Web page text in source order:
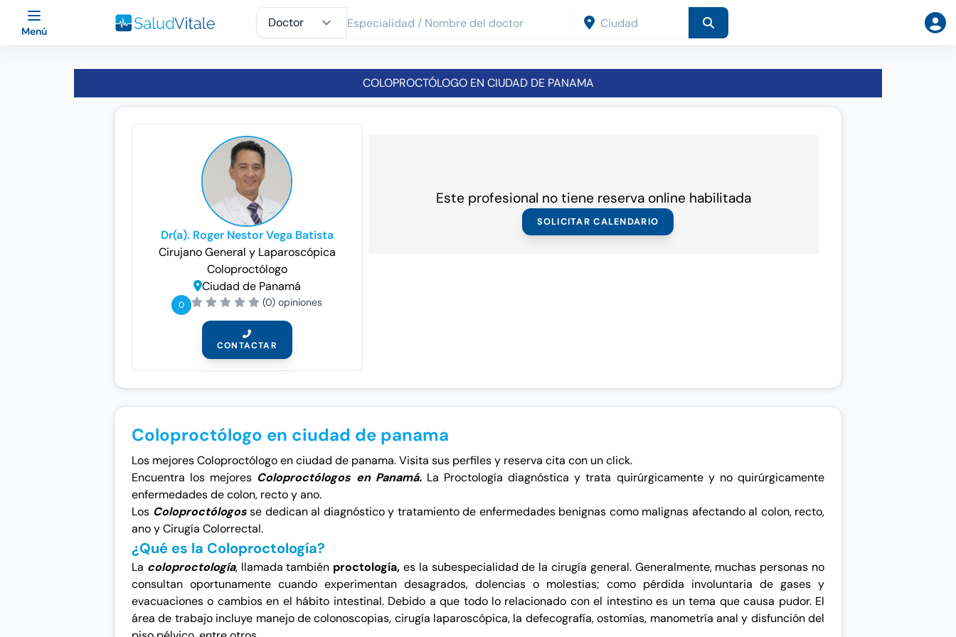
Menú
COLOPROCTÓLOGO EN CIUDAD DE PANAMA
Dr(a). Roger Nestor Vega Batista
Cirujano General y Laparoscópica
Coloproctólogo
Ciudad de Panamá
0 (0) opiniones
CONTACTAR
Este profesional no tiene reserva online habilitada
SOLICITAR CALENDARIO
Coloproctólogo en ciudad de panama
Los mejores Coloproctólogo en ciudad de panama. Visita sus perfiles y reserva cita con un click.
Encuentra los mejores Coloproctólogos en Panamá.La Proctología diagnóstica y trata quirúrgicamente y no quirúrgicamente
enfermedades de colon, recto y ano.
Los Coloproctólogosse dedican al diagnóstico y tratamiento de enfermedades benignas como malignas afectando al colon, recto,
ano y Cirugía Colorrectal.
¿Qué es la Coloproctología?
La coloproctología, llamada también proctología, es la subespecialidad de la cirugía general. Generalmente, muchas personas no
consultan oportunamente cuando experimentan desagrados, dolencias o molestias; como pérdida involuntaria de gases y
evacuaciones o cambios en el hábito intestinal. Debido a que todo lo relacionado con el intestino es un tema que causa pudor. El
área de trabajo incluye manejo decolonoscopias, cirugía laparoscópica, la defecografía, ostomías, manometría anal y disfunción del